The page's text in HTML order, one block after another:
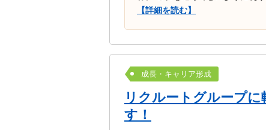
【詳細を読む】
成長・キャリア形成
リクルートグループ
す！